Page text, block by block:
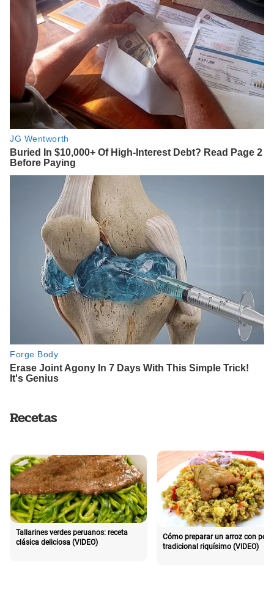
Recetas
Tallarines verdes peruanos: receta
clásica deliciosa (VIDEO)
Cómo preparar un arroz con pollo
tradicional riquísimo (VIDEO)